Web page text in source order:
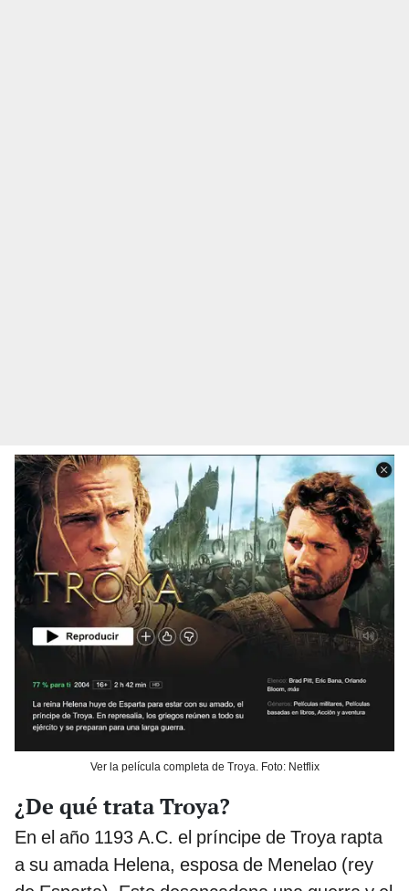
Ver la película completa de Troya. Foto: Netflix
¿De qué trata Troya?
En el año 1193 A.C. el príncipe de Troya rapta
a su amada Helena, esposa de Menelao (rey